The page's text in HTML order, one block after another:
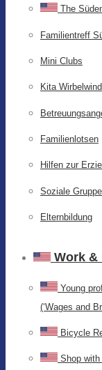
The
Familientreff
Mini Clubs
Kita Wirbelwind
Familienlotsen
Hilfen zur
Soziale
Elternbildung
Work &
Young
(‘Wages and
Bicycle
Shop